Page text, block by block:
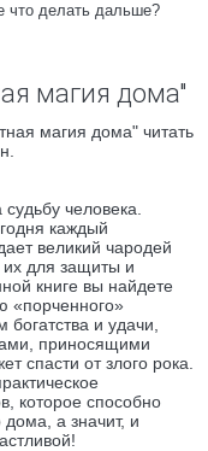
что делать дальше?
магия дома"
магия дома" читать
человека.
каждый
великий чародей
их для защиты и
книге вы найдете
«порченного»
и удачи,
приносящими
спасти от злого рока.
которое способно
дома, а значит, и